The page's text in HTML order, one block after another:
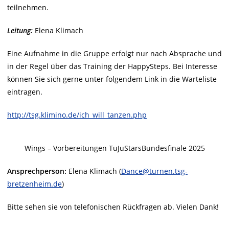
teilnehmen.
Leitung: Elena Klimach
Eine Aufnahme in die Gruppe erfolgt nur nach Absprache und
in der Regel über das Training der HappySteps. Bei Interesse
können Sie sich gerne unter folgendem Link in die Warteliste
eintragen.
http://tsg.klimino.de/ich_will_tanzen.php
Wings – Vorbereitungen TuJuStarsBundesfinale 2025
Ansprechperson: Elena Klimach (Dance@turnen.tsg-
bretzenheim.de)
Bitte sehen sie von telefonischen Rückfragen ab. Vielen Dank!